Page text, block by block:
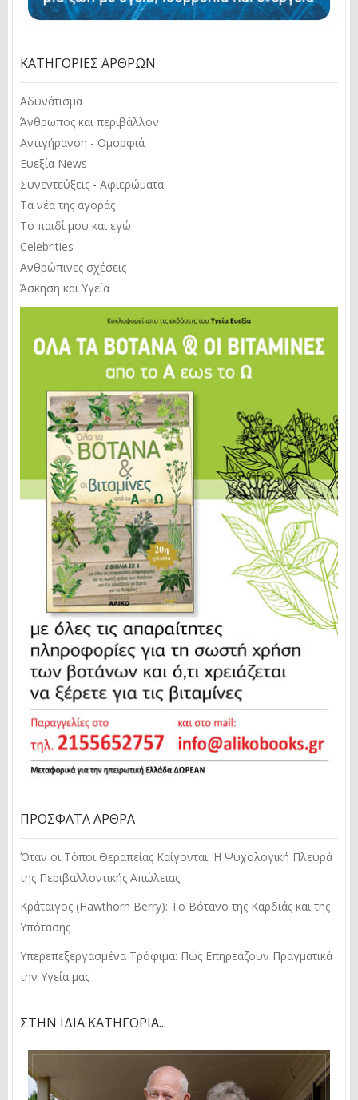
ΚΑΤΗΓΟΡΊΕΣ ΆΡΘΡΩΝ
Αδυνάτισμα
Άνθρωπος και περιβάλλον
Αντιγήρανση - Ομορφιά
Ευεξία News
Συνεντεύξεις - Αφιερώματα
Τα νέα της αγοράς
Το παιδί μου και εγώ
Celebrities
Ανθρώπινες σχέσεις
Άσκηση και Υγεία
ΠΡΌΣΦΑΤΑ ΆΡΘΡΑ
Όταν οι Τόποι Θεραπείας Καίγονται: Η Ψυχολογική Πλευρά
της Περιβαλλοντικής Απώλειας
Κράταιγος (Hawthorn Berry): Το Βότανο της Καρδιάς και της
Υπότασης
Υπερεπεξεργασμένα Τρόφιμα: Πώς Επηρεάζουν Πραγματικά
την Υγεία μας
ΣΤΗΝ ΊΔΙΑ ΚΑΤΗΓΟΡΊΑ...